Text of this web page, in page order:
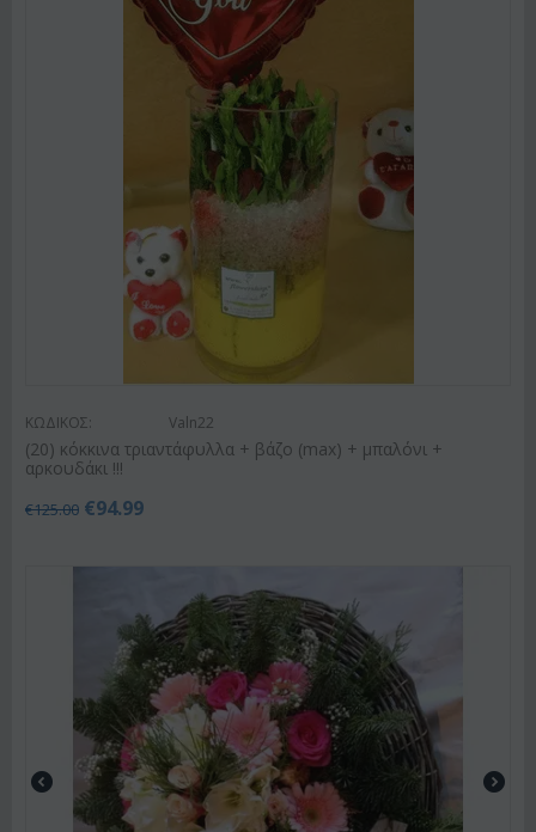
ΚΩΔΙΚΟΣ: Valn22
(20) κόκκινα τριαντάφυλλα + βάζο (max) + μπαλόνι +
αρκουδάκι !!!
€125.00 €94.99